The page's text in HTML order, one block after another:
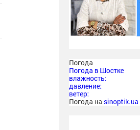
Погода
Погода в Шостке
влажность:
давление:
ветер:
Погода на sinoptik.ua